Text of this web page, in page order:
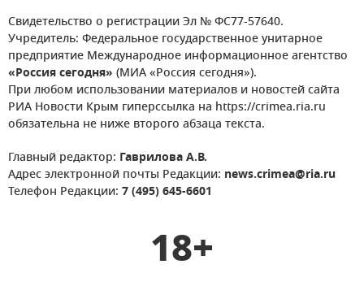
Свидетельство о регистрации Эл № ФС77-57640.
Учредитель: Федеральное государственное унитарное
предприятие Международное информационное агентство
«Россия сегодня» (МИА «Россия сегодня»).
При любом использовании материалов и новостей сайта
РИА Новости Крым гиперссылка на https://crimea.ria.ru
обязательна не ниже второго абзаца текста.
Главный редактор: Гаврилова А.В.
Адрес электронной почты Редакции: news.crimea@ria.ru
Телефон Редакции: 7 (495) 645-6601
18+